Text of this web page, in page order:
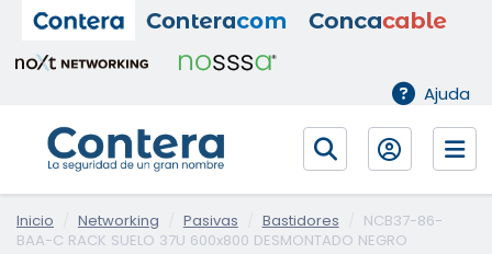
Ajuda
Inicio Networking Pasivas Bastidores
NCB37-86-
BAA-C RACK SUELO 37U 600x800 DESMONTADO NEGRO